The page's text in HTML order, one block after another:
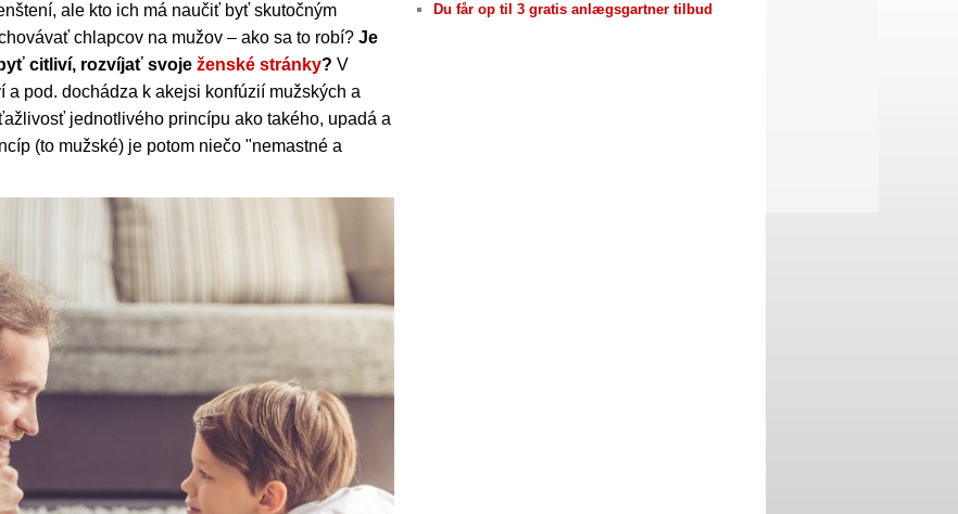
ale kto ich má naučiť byť skutočným
chlapcov na mužov – ako sa to robí? Je
citliví, rozvíjať svoje ženské stránky? V
pod. dochádza k akejsi konfúzií mužských a
jednotlivého princípu ako takého, upadá a
(to mužské) je potom niečo "nemastné a
Du får op til 3 gratis anlægsgartner tilbud